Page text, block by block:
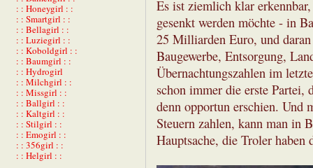
: : Honeygirl : :
: : Smartgirl : :
: : Bellagirl : :
: : Luziegirl : :
: : Koboldgirl : :
: : Baumgirl : :
: : Hydrogirl
: : Milchgirl : :
: : Missgirl : :
: : Ballgirl : :
: : Kaltgirl : :
: : Stilgirl : :
: : Emogirl : :
: : 356girl : :
: : Helgirl : :
Es ist ziemlich klar
gesenkt werden möchte - in
25 Milliarden Euro, und
Baugewerbe, Entsorgung,
Übernachtungszahlen im
schon immer die erste Partei,
denn opportun erschien. Und
Steuern zahlen, kann man in
Hauptsache, die Troler haben